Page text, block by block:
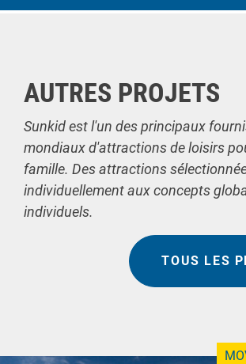
AUTRES PROJETS
Sunkid est l'un des principaux
mondiaux d'attractions de loisirs
famille. Des attractions
individuellement aux concepts
individuels.
TOUS LES